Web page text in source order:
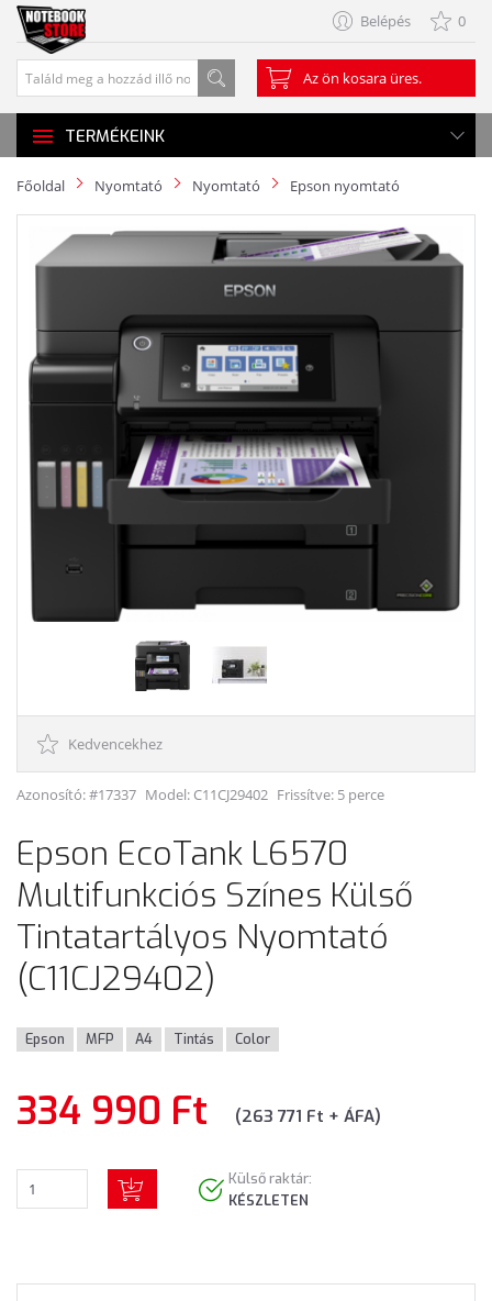
Belépés 0
Az ön kosara üres.
TERMÉKEINK
Főoldal Nyomtató Nyomtató Epson nyomtató
Kedvencekhez
Azonosító: #17337 Model: C11CJ29402 Frissítve: 5 perce
Epson EcoTank L6570
Multifunkciós Színes Külső
Tintatartályos Nyomtató
(C11CJ29402)
Epson MFP A4 Tintás Color
334 990 Ft (263 771 Ft + ÁFA)
Külső raktár:
KÉSZLETEN